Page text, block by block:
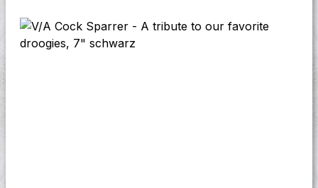
Bildergalerie überspringen